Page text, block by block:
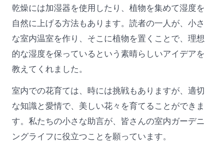
乾燥には加湿器を使用したり、植物を集めて湿度を
自然に上げる方法もあります。読者の一人が、小さ
な室内温室を作り、そこに植物を置くことで、理想
的な湿度を保っているという素晴らしいアイデアを
教えてくれました。
室内での花育ては、時には挑戦もありますが、適切
な知識と愛情で、美しい花々を育てることができま
す。私たちの小さな助言が、皆さんの室内ガーデニ
ングライフに役立つことを願っています。